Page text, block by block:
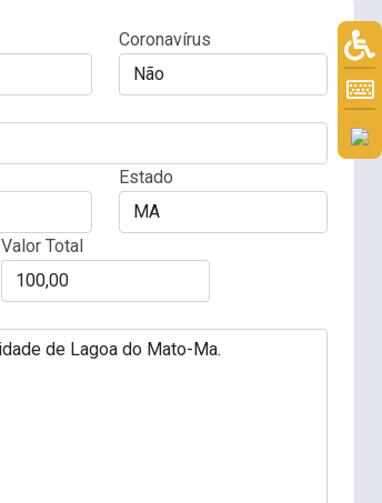
Coronavírus
Estado
Valor Total